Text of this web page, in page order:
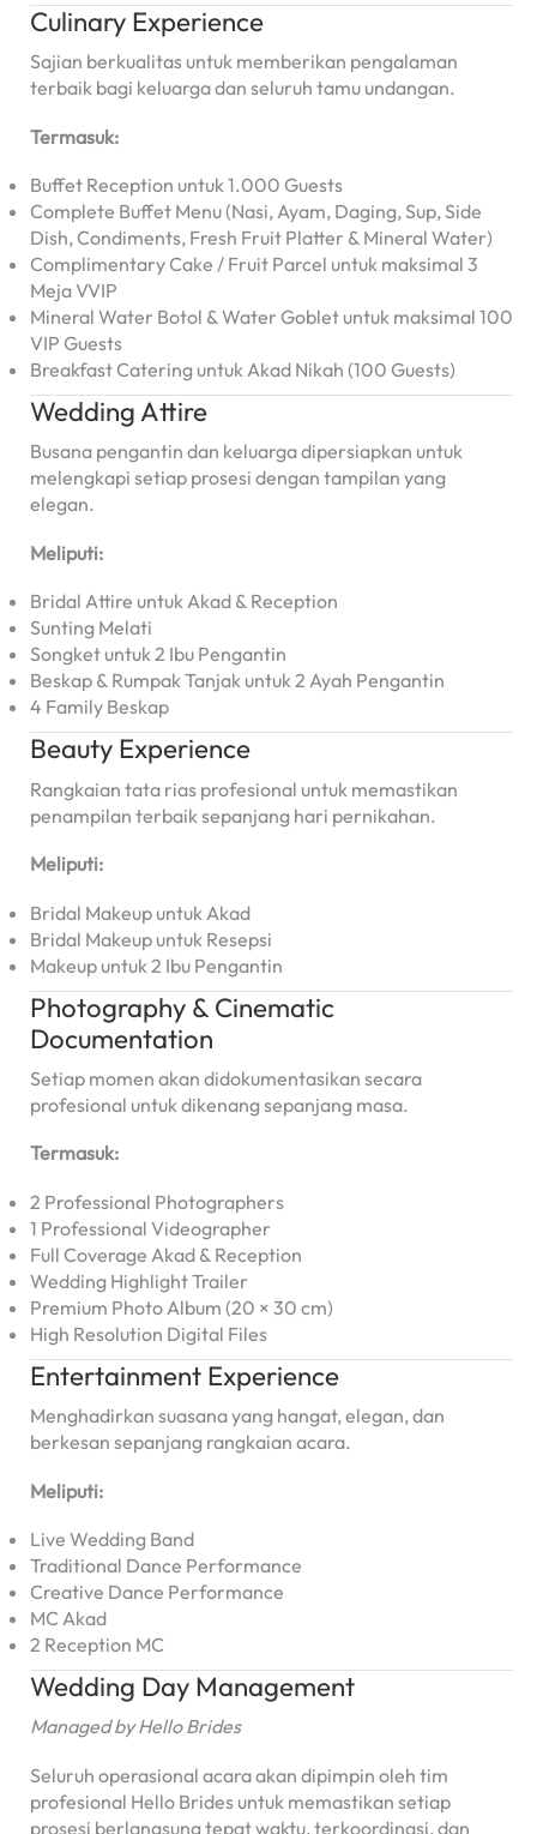
Culinary Experience
Sajian berkualitas untuk memberikan pengalaman
terbaik bagi keluarga dan seluruh tamu undangan.
Termasuk:
Buffet Reception untuk 1.000 Guests
Complete Buffet Menu (Nasi, Ayam, Daging, Sup, Side
Dish, Condiments, Fresh Fruit Platter & Mineral Water)
Complimentary Cake / Fruit Parcel untuk maksimal 3
Meja VVIP
Mineral Water Botol & Water Goblet untuk maksimal 100
VIP Guests
Breakfast Catering untuk Akad Nikah (100 Guests)
Wedding Attire
Busana pengantin dan keluarga dipersiapkan untuk
melengkapi setiap prosesi dengan tampilan yang
elegan.
Meliputi:
Bridal Attire untuk Akad & Reception
Sunting Melati
Songket untuk 2 Ibu Pengantin
Beskap & Rumpak Tanjak untuk 2 Ayah Pengantin
4 Family Beskap
Beauty Experience
Rangkaian tata rias profesional untuk memastikan
penampilan terbaik sepanjang hari pernikahan.
Meliputi:
Bridal Makeup untuk Akad
Bridal Makeup untuk Resepsi
Makeup untuk 2 Ibu Pengantin
Photography & Cinematic
Documentation
Setiap momen akan didokumentasikan secara
profesional untuk dikenang sepanjang masa.
Termasuk:
2 Professional Photographers
1 Professional Videographer
Full Coverage Akad & Reception
Wedding Highlight Trailer
Premium Photo Album (20 × 30 cm)
High Resolution Digital Files
Entertainment Experience
Menghadirkan suasana yang hangat, elegan, dan
berkesan sepanjang rangkaian acara.
Meliputi:
Live Wedding Band
Traditional Dance Performance
Creative Dance Performance
MC Akad
2 Reception MC
Wedding Day Management
Managed by Hello Brides
Seluruh operasional acara akan dipimpin oleh tim
profesional Hello Brides untuk memastikan setiap
prosesi berlangsung tepat waktu, terkoordinasi, dan